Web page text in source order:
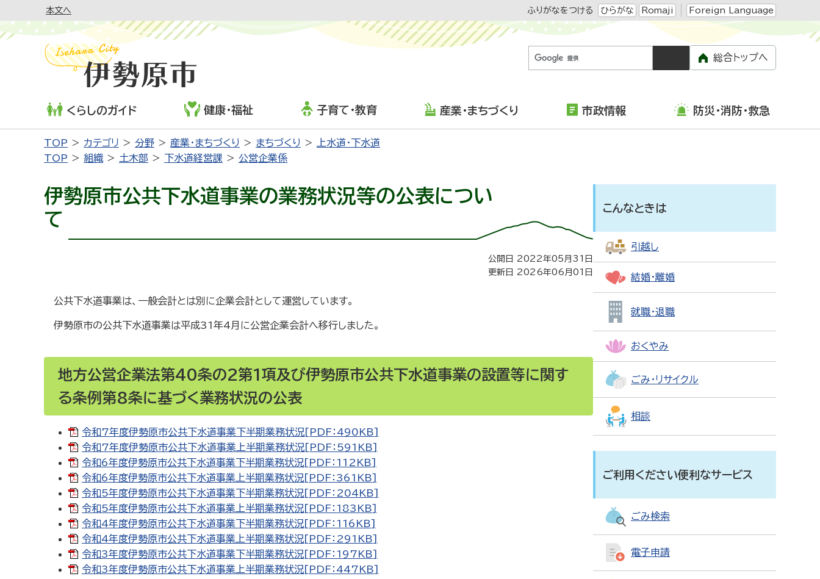
本文へ ふりがなをつける ひらがな Romaji Foreign Language
総合トップへ
くらしのガイド 健康・福祉 子育て・教育 産業・まちづくり 市政情報 防災・消防・救急
TOP カテゴリ 分野 産業・まちづくり まちづくり
上水道・下水道
TOP
組織 土木部 下水道経営課 公営企業係
伊勢原市公共下水道事業の業務状況等の公表につい
て
公開日 2022年05月31日
更新日 2026年06月01日
公共下水道事業は、一般会計とは別に企業会計として運営しています。
伊勢原市の公共下水道事業は平成31年4月に公営企業会計へ移行しました。
地方公営企業法第40条の2第1項及び伊勢原市公共下水道事業の設置等に関す
る条例第8条に基づく業務状況の公表
令和7年度伊勢原市公共下水道事業下半期業務状況[PDF：490KB]
令和7年度伊勢原市公共下水道事業上半期業務状況[PDF：591KB]
令和6年度伊勢原市公共下水道事業下半期業務状況[PDF：112KB]
令和6年度伊勢原市公共下水道事業上半期業務状況[PDF：361KB]
令和5年度伊勢原市公共下水道事業下半期業務状況[PDF：204KB]
令和5年度伊勢原市公共下水道事業上半期業務状況[PDF：183KB]
令和4年度伊勢原市公共下水道事業下半期業務状況[PDF：116KB]
令和4年度伊勢原市公共下水道事業上半期業務状況[PDF：291KB]
令和3年度伊勢原市公共下水道事業下半期業務状況[PDF：197KB]
令和3年度伊勢原市公共下水道事業上半期業務状況[PDF：447KB]
こんなときは
引越し
結婚・離婚
就職・退職
おくやみ
ごみ・リサイクル
相談
ご利用ください便利なサービス
ごみ検索
電子申請